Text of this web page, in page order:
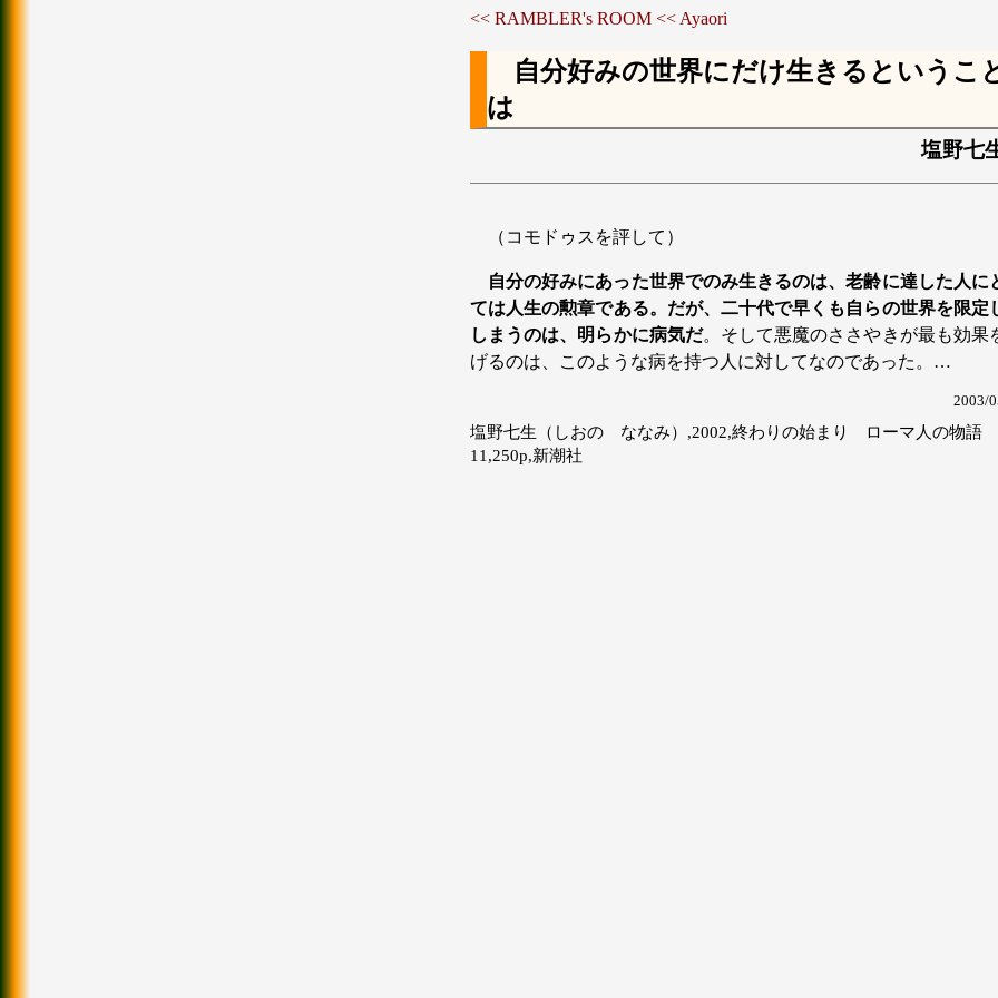
<< RAMBLER's ROOM << Ayaori
自分好みの世界にだけ生きるというこ
は
塩野七
（コモドゥスを評して）
自分の好みにあった世界でのみ生きるのは、老齢に達した人に
ては人生の勲章である。だが、二十代で早くも自らの世界を限定
しまうのは、明らかに病気だ。そして悪魔のささやきが最も効果
げるのは、このような病を持つ人に対してなのであった。…
2003/
塩野七生（しおの ななみ）,2002,終わりの始まり ローマ人の物語
11,250p,新潮社